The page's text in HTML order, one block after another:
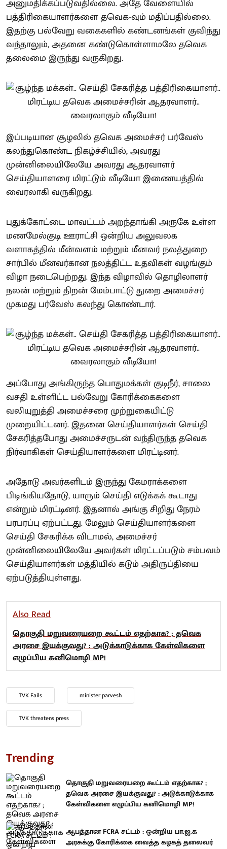
அனுமதிக்கப்படுவதில்லை. அதே வேளையில்
பத்திரிகையாளர்களை தவெக-வும் மதிப்பதில்லை.
இதற்கு பல்வேறு வகைகளில் கண்டனங்கள் குவிந்து
வந்தாலும், அதனை கண்டுகொள்ளாமலே தவெக
தலைமை இருந்து வருகிறது.
இப்படியான சூழலில் தவெக அமைச்சர் பர்வேஸ்
கலந்துகொண்ட நிகழ்ச்சியில், அவரது
முன்னிலையிலேயே அவரது ஆதரவாளர்
செய்தியாளரை மிரட்டும் வீடியோ இணையத்தில்
வைரலாகி வருகிறது.
புதுக்கோட்டை மாவட்டம் அறந்தாங்கி அருகே உள்ள
மணமேல்குடி ஊராட்சி ஒன்றிய அலுவலக
வளாகத்தில் மீன்வளம் மற்றும் மீனவர் நலத்துறை
சார்பில் மீனவர்கான நலத்திட்ட உதவிகள் வழங்கும்
விழா நடைபெற்றது. இந்த விழாவில் தொழிலாளர்
நலன் மற்றும் திறன் மேம்பாட்டு துறை அமைச்சர்
முகமது பர்வேஸ் கலந்து கொண்டார்.
அப்போது அங்கிருந்த பொதுமக்கள் குடிநீர், சாலை
வசதி உள்ளிட்ட பல்வேறு கோரிக்கைகளை
வலியுறுத்தி அமைச்சரை முற்றுகையிட்டு
முறையிட்டனர். இதனை செய்தியாளர்கள் செய்தி
சேகரித்தபோது அமைச்சருடன் வந்திருந்த தவெக
நிர்வாகிகள் செய்தியாளர்களை மிரட்டினர்.
அதோடு அவர்களிடம் இருந்து கேமராக்களை
பிடிங்கியதோடு, யாரும் செய்தி எடுக்கக் கூடாது
என்றும் மிரட்டினர். இதனால் அங்கு சிறிது நேரம்
பரபரப்பு ஏற்பட்டது. மேலும் செய்தியாளர்களை
செய்தி சேகரிக்க விடாமல், அமைச்சர்
முன்னிலையிலேயே அவர்கள் மிரட்டப்படும் சம்பவம்
செய்தியாளர்கள் மத்தியில் கடும் அதிருப்தியை
ஏற்படுத்தியுள்ளது.
Also Read
தொகுதி மறுவரையறை கூட்டம் எதற்காக? ; தவெக
அரசை இயக்குவது? : அடுக்காடுக்காக கேள்விகளை
எழுப்பிய கனிமொழி MP!
TVK Fails minister parvesh
TVK threatens press
Trending
தொகுதி மறுவரையறை கூட்டம் எதற்காக? ;
தவெக அரசை இயக்குவது? : அடுக்காடுக்காக
கேள்விகளை எழுப்பிய கனிமொழி MP!
ஆபத்தான FCRA சட்டம் : ஒன்றிய பா.ஜ.க
அரசுக்கு கோரிக்கை வைத்த கழகத் தலைவர்